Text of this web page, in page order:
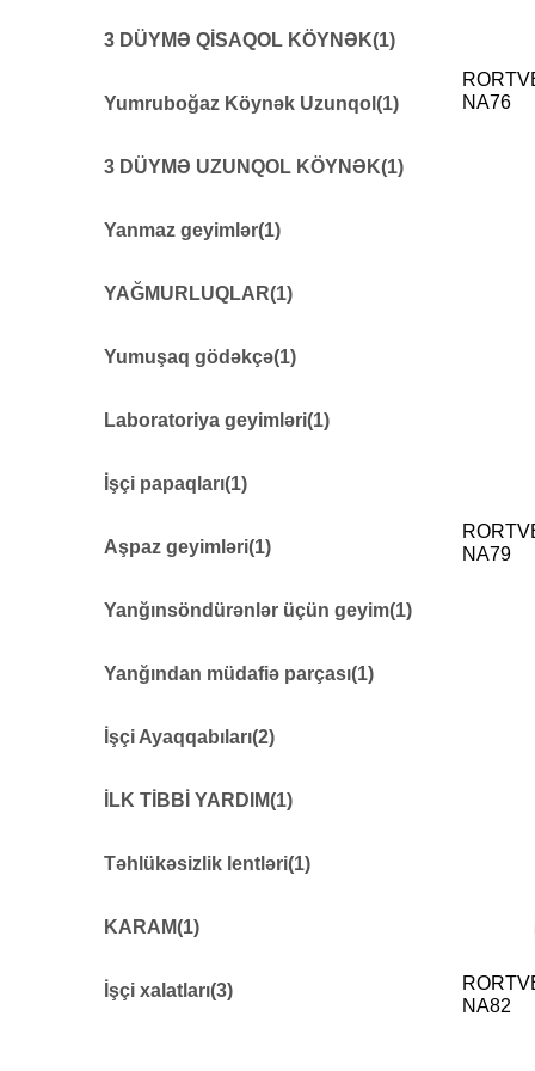
NA76
NA79
NA82
Yumruboğaz köynək
3 DÜYMƏ QİSAQOL KÖYNƏK(1)
3DÜYMƏ QISAQOL KÖYNƏK
Yumruboğaz Köynək Uzunqol (1)
YUMRUBOĞAZ KÖYNƏK UZUNQOL
3 DÜYMƏ UZUNQOL KÖYNƏK(1)
3DÜYMƏ UZUNQOL KÖYNƏK
Yanmaz geyimlər(1)
Yanmaz geyimlər
YAĞMURLUQLAR(1)
YAĞMURLUQLAR
Yumuşaq gödəkçə(1)
Yumuşaq gödəkçə
Laboratoriya geyimləri(1)
Laboratoriya geyimləri
İşçi papaqları(1)
İşçi papaqları
Aşpaz geyimləri(1)
Aşpaz geyimləri
Yanğınsöndürənlər üçün geyim(1)
Yanğınsöndürənlər üçün geyim
Yanğından müdafiə parçası(1)
Yanğından müdafiə parçası
İşçi Ayaqqabıları(2)
İşçi Ayaqqabıları
İLK TİBBİ YARDIM(1)
İLK TİBBİ YARDIM
Təhlükəsizlik lentləri(1)
Lentlər
KARAM(1)
KARAM
İşçi xalatları(3)